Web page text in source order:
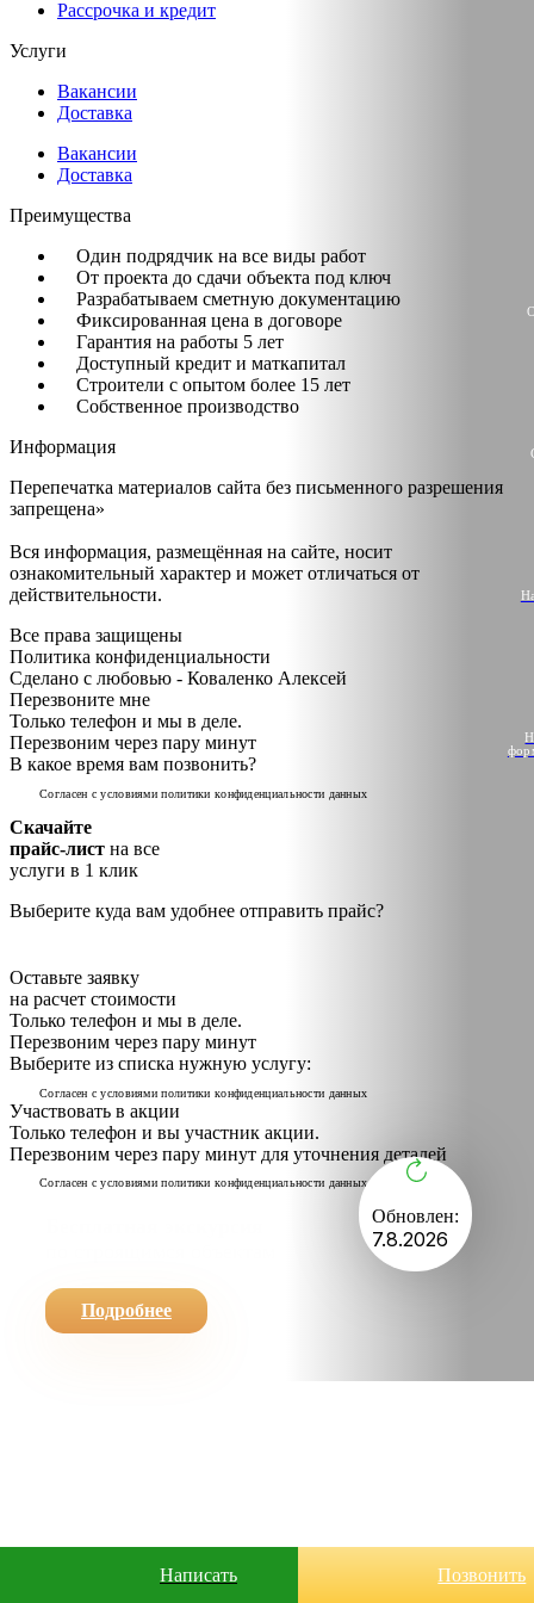
Информация
Якорь
Услуги
Каталог
Портфолио
Акции
Статьи
Стоимость
О компании
Информация
Контакты
Якорь
Рассрочка и кредит
Услуги
Вакансии
Доставка
Вакансии
Доставка
Преимущества
Один подрядчик на все виды работ
От проекта до сдачи объекта под ключ
Разрабатываем сметную документацию
Фиксированная цена в договоре
Гарантия на работы 5 лет
Доступный кредит и маткапитал
Строители с опытом более 15 лет
Собственное производство
Информация
Перепечатка материалов сайта без письменного разрешения
запрещена»
Вся информация, размещённая на сайте, носит
ознакомительный характер и может отличаться от
действительности.
Все права защищены
Политика конфиденциальности
Сделано с любовью - Коваленко Алексей
Перезвоните мне
Только телефон и мы в деле.
Перезвоним через пару минут
В какое время вам позвонить?
Cогласен с условиямиполитики конфиденциальности данных
Обновлен:
7.8.2026
Скачайте
прайс-лист на все
услуги в 1 клик
Выберите куда вам удобнее отправить прайс?
Оставьте заявку
на расчет стоимости
Только телефон и мы в деле.
Перезвоним через пару минут
Выберите из списка нужную услугу:
Cогласен с условиямиполитики конфиденциальности данных
Участвовать в акции
Только телефон и вы участник акции.
Перезвоним через пару минут для уточнения деталей
Cогласен с условиямиполитики конфиденциальности данных
Написать Позвонить
Подробнее